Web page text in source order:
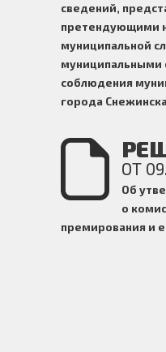
сведений,
претендующими
муниципальной
муниципальными
соблюдения
города
ОТ
Об
о
премирования и